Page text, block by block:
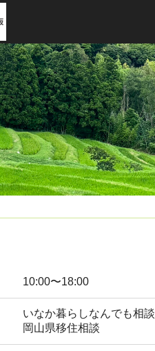
10:00〜18:00
いなか暮らしなんでも相談
岡山県移住相談